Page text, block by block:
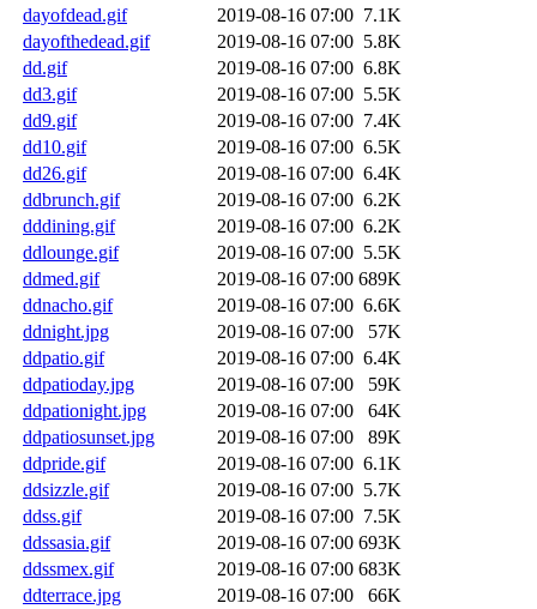
dayofdead.gif
2019-08-16 07:00 7.1K
dayofthedead.gif
2019-08-16 07:00 5.8K
dd.gif
2019-08-16 07:00 6.8K
dd3.gif
2019-08-16 07:00 5.5K
dd9.gif
2019-08-16 07:00 7.4K
dd10.gif
2019-08-16 07:00 6.5K
dd26.gif
2019-08-16 07:00 6.4K
ddbrunch.gif
2019-08-16 07:00 6.2K
dddining.gif
2019-08-16 07:00 6.2K
ddlounge.gif
2019-08-16 07:00 5.5K
ddmed.gif
2019-08-16 07:00 689K
ddnacho.gif
2019-08-16 07:00 6.6K
ddnight.jpg
2019-08-16 07:00
57K
ddpatio.gif
2019-08-16 07:00 6.4K
ddpatioday.jpg
2019-08-16 07:00
59K
ddpationight.jpg
2019-08-16 07:00
64K
ddpatiosunset.jpg
2019-08-16 07:00
89K
ddpride.gif
2019-08-16 07:00 6.1K
ddsizzle.gif
2019-08-16 07:00 5.7K
ddss.gif
2019-08-16 07:00 7.5K
ddssasia.gif
2019-08-16 07:00 693K
ddssmex.gif
2019-08-16 07:00 683K
ddterrace.jpg
2019-08-16 07:00
66K